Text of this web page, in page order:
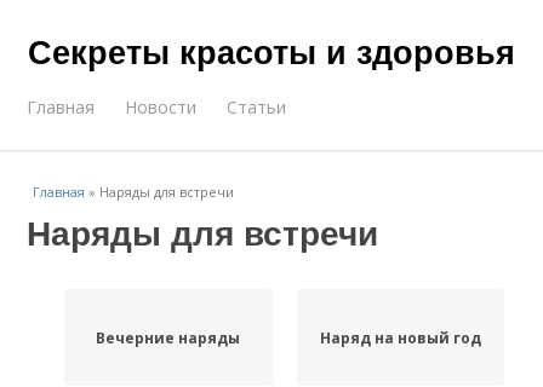
Секреты красоты и здоровья
Главная Новости Статьи
Главная » Наряды для встречи
Наряды для встречи
Вечерние наряды Наряд на новый год